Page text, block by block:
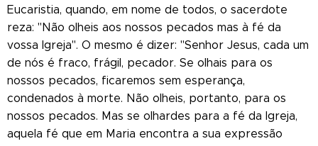
Eucaristia, quando, em nome de todos, o sacerdote
reza: "Não olheis aos nossos pecados mas à fé da
vossa Igreja". O mesmo é dizer: "Senhor Jesus, cada um
de nós é fraco, frágil, pecador. Se olhais para os
nossos pecados, ficaremos sem esperança,
condenados à morte. Não olheis, portanto, para os
nossos pecados. Mas se olhardes para a fé da Igreja,
aquela fé que em Maria encontra a sua expressão